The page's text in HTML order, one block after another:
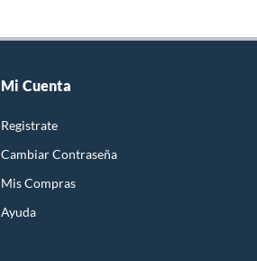
Mi Cuenta
Registrate
Cambiar Contraseña
Mis Compras
Ayuda